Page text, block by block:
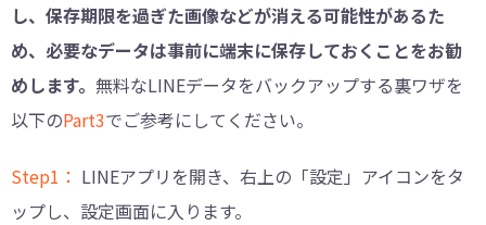
し、保存期限を過ぎた画像などが消える可能性があるた
め、必要なデータは事前に端末に保存しておくことをお勧
めします。 無料なLINEデータをバックアップする裏ワザを
以下の︎Part3でご参考にしてください。
Step1： LINEアプリを開き、右上の「設定」アイコンをタ
ップし、設定画面に入ります。